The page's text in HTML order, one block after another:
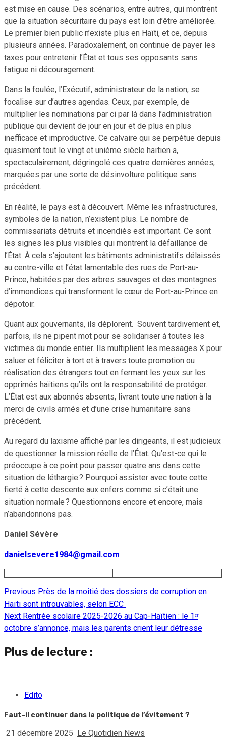
est mise en cause. Des scénarios, entre autres, qui montrent
que la situation sécuritaire du pays est loin d’être améliorée.
Le premier bien public n’existe plus en Haïti, et ce, depuis
plusieurs années. Paradoxalement, on continue de payer les
taxes pour entretenir l’État et tous ses opposants sans
fatigue ni découragement.
Dans la foulée, l’Exécutif, administrateur de la nation, se
focalise sur d’autres agendas. Ceux, par exemple, de
multiplier les nominations par ci par là dans l’administration
publique qui devient de jour en jour et de plus en plus
inefficace et improductive. Ce calvaire qui se perpétue depuis
quasiment tout le vingt et unième siècle haïtien a,
spectaculairement, dégringolé ces quatre dernières années,
marquées par une sorte de désinvolture politique sans
précédent.
En réalité, le pays est à découvert. Même les infrastructures,
symboles de la nation, n’existent plus. Le nombre de
commissariats détruits et incendiés est important. Ce sont
les signes les plus visibles qui montrent la défaillance de
l’État. À cela s’ajoutent les bâtiments administratifs délaissés
au centre-ville et l’état lamentable des rues de Port-au-
Prince, habitées par des arbres sauvages et des montagnes
d’immondices qui transforment le cœur de Port-au-Prince en
dépotoir.
Quant aux gouvernants, ils déplorent. Souvent tardivement et,
parfois, ils ne pipent mot pour se solidariser à toutes les
victimes du monde entier. Ils multiplient les messages X pour
saluer et féliciter à tort et à travers toute promotion ou
réalisation des étrangers tout en fermant les yeux sur les
opprimés haïtiens qu’ils ont la responsabilité de protéger.
L’État est aux abonnés absents, livrant toute une nation à la
merci de civils armés et d’une crise humanitaire sans
précédent.
Au regard du laxisme affiché par les dirigeants, il est judicieux
de questionner la mission réelle de l’État. Qu’est-ce qui le
préoccupe à ce point pour passer quatre ans dans cette
situation de léthargie ? Pourquoi assister avec toute cette
fierté à cette descente aux enfers comme si c’était une
situation normale ? Questionnons encore et encore, mais
n’abandonnons pas.
Daniel Sévère
danielsevere1984@gmail.com
Continue
Reading
Previous Près de la moitié des dossiers de corruption en
Haïti sont introuvables, selon ECC
Next Rentrée scolaire 2025-2026 au Cap-Haïtien : le 1ᵉʳ
octobre s’annonce, mais les parents crient leur détresse
Plus de lecture :
Edito
Faut-il continuer dans la politique de l’évitement ?
21 décembre 2025 Le Quotidien News